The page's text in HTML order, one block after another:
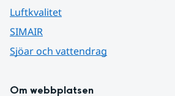
Luftkvalitet
SIMAIR
Sjöar och vattendrag
Om webbplatsen